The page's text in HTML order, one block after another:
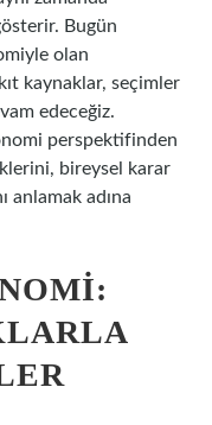
Bugün
olan
kaynaklar, seçimler
edeceğiz.
perspektifinden
bireysel karar
anlamak adına